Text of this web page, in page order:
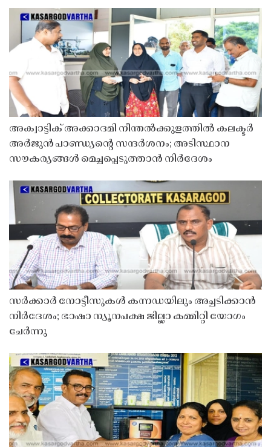
അക്വാട്ടിക് അക്കാദമി നീന്തൽക്കുളത്തിൽ കലക്ടർ
അർജുൻ പാണ്ഡ്യൻ്റെ സന്ദർശനം; അടിസ്ഥാന
സൗകര്യങ്ങൾ മെച്ചപ്പെടുത്താൻ നിർദേശം
സർക്കാർ നോട്ടീസുകൾ കന്നഡയിലും അച്ചടിക്കാൻ
നിർദേശം; ഭാഷാ ന്യൂനപക്ഷ ജില്ലാ കമ്മിറ്റി യോഗം
ചേർന്നു